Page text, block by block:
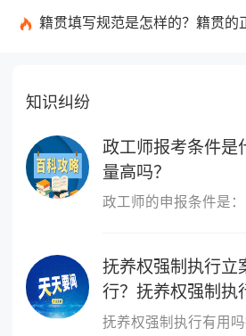
籍贯填写规范是怎样的？籍贯的正确填写规范是什么？-
知识纠纷
政工师报考条件是
量高吗？
抚养权强制执行立
行？抚养权强制执